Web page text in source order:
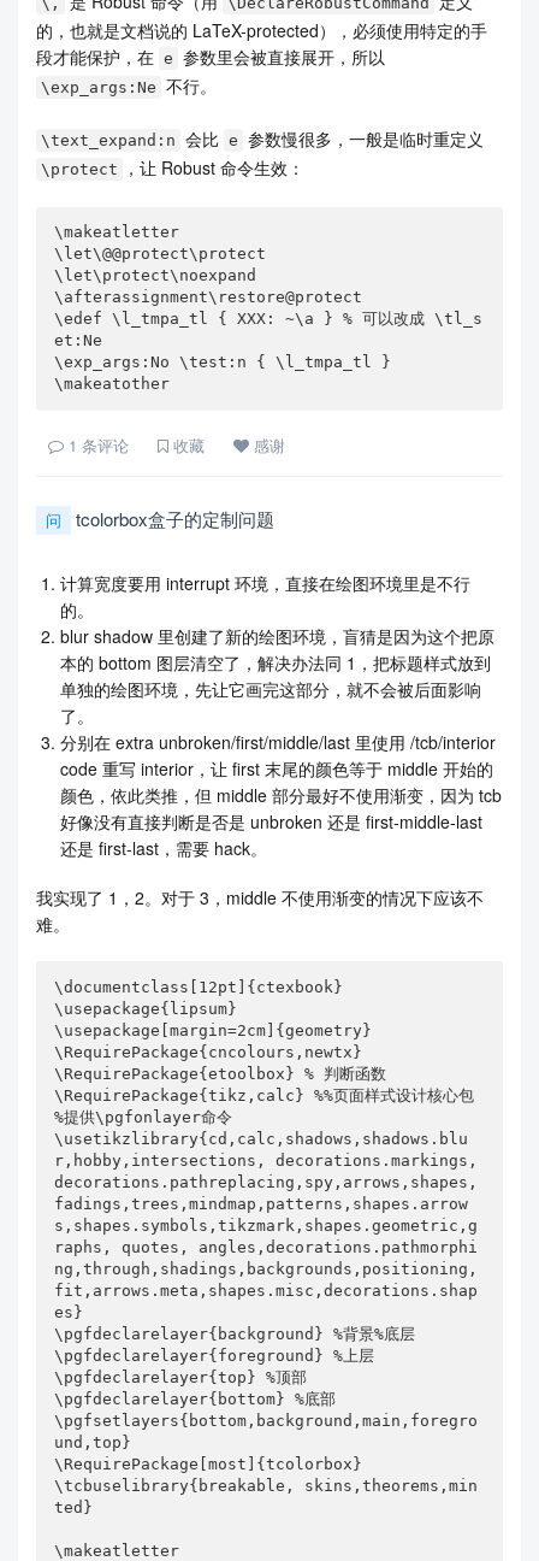
的，也就是文档说的 LaTeX-protected），必须使用特定的手
段才能保护，在 e 参数里会被直接展开，所以
\exp_args:Ne 不行。
\text_expand:n 会比 e 参数慢很多，一般是临时重定义
\protect ，让 Robust 命令生效：
\makeatletter
\let\@@protect\protect
\let\protect\noexpand
\afterassignment\restore@protect
\edef \l_tmpa_tl { XXX: ~\a } % 可以改成 \tl_s
et:Ne
\exp_args:No \test:n { \l_tmpa_tl }
\makeatother
1 条评论 收藏 感谢
问 tcolorbox盒子的定制问题
计算宽度要用 interrupt 环境，直接在绘图环境里是不行
的。
blur shadow 里创建了新的绘图环境，盲猜是因为这个把原
本的 bottom 图层清空了，解决办法同 1，把标题样式放到
单独的绘图环境，先让它画完这部分，就不会被后面影响
了。
分别在 extra unbroken/first/middle/last 里使用 /tcb/interior
code 重写 interior，让 first 末尾的颜色等于 middle 开始的
颜色，依此类推，但 middle 部分最好不使用渐变，因为 tcb
好像没有直接判断是否是 unbroken 还是 first-middle-last
还是 first-last，需要 hack。
我实现了 1，2。对于 3，middle 不使用渐变的情况下应该不
难。
\documentclass[12pt]{ctexbook}
\usepackage{lipsum}
\usepackage[margin=2cm]{geometry}
\RequirePackage{cncolours,newtx}
\RequirePackage{etoolbox} % 判断函数
\RequirePackage{tikz,calc} %%页面样式设计核心包
%提供\pgfonlayer命令
\usetikzlibrary{cd,calc,shadows,shadows.blu
r,hobby,intersections, decorations.markings,
decorations.pathreplacing,spy,arrows,shapes,
fadings,trees,mindmap,patterns,shapes.arrow
s,shapes.symbols,tikzmark,shapes.geometric,g
raphs, quotes, angles,decorations.pathmorphi
ng,through,shadings,backgrounds,positioning,
fit,arrows.meta,shapes.misc,decorations.shap
es}
\pgfdeclarelayer{background} %背景%底层
\pgfdeclarelayer{foreground} %上层
\pgfdeclarelayer{top} %顶部
\pgfdeclarelayer{bottom} %底部
\pgfsetlayers{bottom,background,main,foregro
und,top}
\RequirePackage[most]{tcolorbox}
\tcbuselibrary{breakable, skins,theorems,min
ted}
\makeatletter